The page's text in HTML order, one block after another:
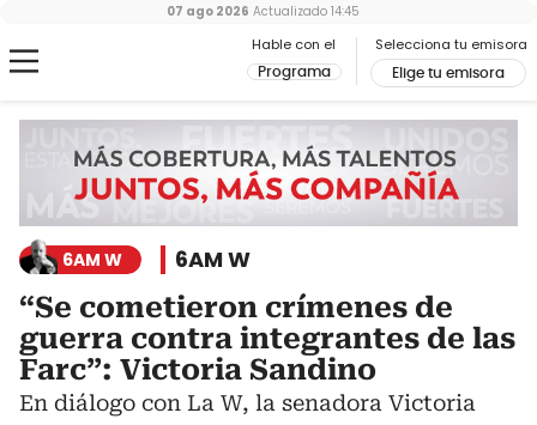
Hable con el
Programa
Selecciona tu emisora
Elige tu emisora
07 ago 2026 Actualizado 14:45
6AM W 6AM W
“Se cometieron crímenes de
guerra contra integrantes de las
Farc”: Victoria Sandino
En diálogo con La W, la senadora Victoria